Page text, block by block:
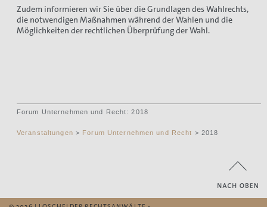
Zudem informieren wir Sie über die Grundlagen des Wahlrechts,
die notwendigen Maßnahmen während der Wahlen und die
Möglichkeiten der rechtlichen Überprüfung der Wahl.
Forum Unternehmen und Recht: 2018
Veranstaltungen > Forum Unternehmen und Recht > 2018